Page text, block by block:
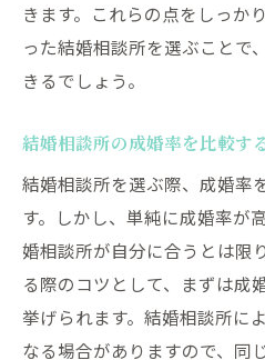
きます。これらの点をしっか
った結婚相談所を選ぶことで
きるでしょう。
結婚相談所の成婚率を比較す
結婚相談所を選ぶ際、成婚率
す。しかし、単純に成婚率が
婚相談所が自分に合うとは限
る際のコツとして、まずは成
挙げられます。結婚相談所に
なる場合がありますので、同